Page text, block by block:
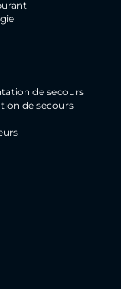
de secours
de secours